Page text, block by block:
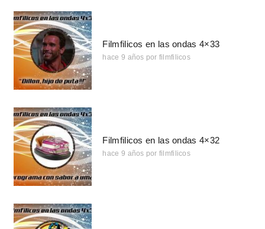
Filmfilicos en las ondas 4×33
hace 9 años por filmfilicos
Filmfilicos en las ondas 4×32
hace 9 años por filmfilicos